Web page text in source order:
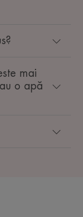
mai
o apă